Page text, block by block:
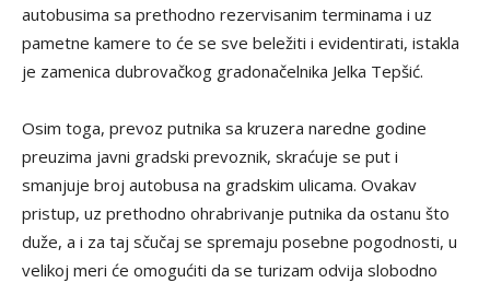
autobusima sa prethodno rezervisanim terminama i uz
pametne kamere to će se sve beležiti i evidentirati, istakla
je zamenica dubrovačkog gradonačelnika Jelka Tepšić.
Osim toga, prevoz putnika sa kruzera naredne godine
preuzima javni gradski prevoznik, skraćuje se put i
smanjuje broj autobusa na gradskim ulicama. Ovakav
pristup, uz prethodno ohrabrivanje putnika da ostanu što
duže, a i za taj sčučaj se spremaju posebne pogodnosti, u
velikoj meri će omogućiti da se turizam odvija slobodno